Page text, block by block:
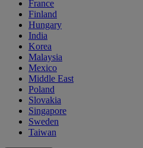
France
Finland
Hungary
India
Korea
Malaysia
Mexico
Middle East
Poland
Slovakia
Singapore
Sweden
Taiwan